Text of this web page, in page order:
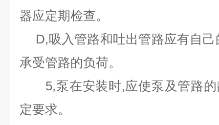
器应定期检查。
D,吸入管路和吐出管路应有自己
承受管路的负荷。
5,泵在安装时,应使泵及管路的
定要求。